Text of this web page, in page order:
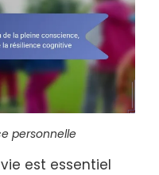
personnelle
est essentiel